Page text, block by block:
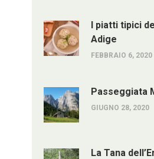
I piatti tipici
Adige
FEBBRAIO 6, 2020
Passeggiata
GIUGNO 28, 2020
La Tana